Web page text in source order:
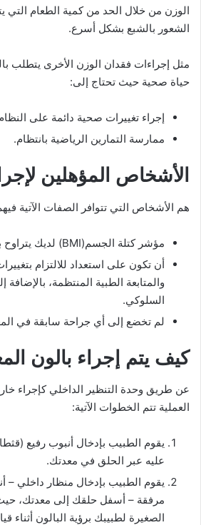
الوزن من خلال الحد من كمية الطعام التي
الشعور بالشبع بشكل أسرع.
مثل إجراءات فقدان الوزن الأخرى يتطلب
حياة صحية حيث تحتاج إلى:
إجراء تغييرات صحية دائمة على
ممارسة التمارين الرياضية بانتظام.
الأشخاص المؤهلين
هم الأشخاص التي تتوافر الصفات الآتية
مؤشر كتلة الجسم(BMI) لديك يتراوح بين 30 و 40.
أن تكون على استعداد للالتزام
والمتابعة الطبية المنتظمة،
السلوكي.
لم تخضع إلى أي جراحة سابقة في
كيف يتم إجراء بالون
عن طريق وحدة التنظير الداخلي كإجراء
العملية تتم الخطوات الآتية:
يقوم الطبيب بإدخال أنبوب رفيع
عليه عبر الحلق في معدتك.
يقوم الطبيب بإدخال منظار داخلي –
مرفقة – أسفل حلقك إلى معدتك،
الصغيرة لطبيبك برؤية البالون أثناء